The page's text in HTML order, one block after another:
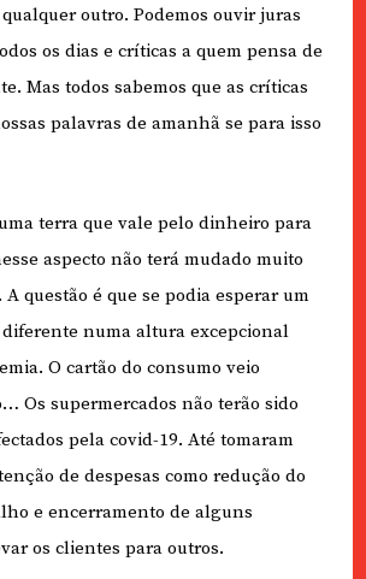
qualquer outro. Podemos ouvir juras
os dias e críticas a quem pensa de
Mas todos sabemos que as críticas
palavras de amanhã se para isso
terra que vale pelo dinheiro para
aspecto não terá mudado muito
questão é que se podia esperar um
numa altura excepcional
O cartão do consumo veio
Os supermercados não terão sido
pela covid-19. Até tomaram
de despesas como redução do
e encerramento de alguns
os clientes para outros.